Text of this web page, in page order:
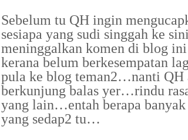
Sebelum tu QH ingin
sesiapa yang sudi singgah ke
meninggalkan komen di blog
kerana belum berkesempatan
pula ke blog teman2…nanti QH
berkunjung balas yer…rindu
yang lain…entah berapa banyak
yang sedap2 tu…